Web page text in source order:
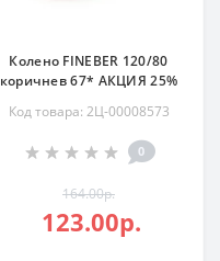
Колено FINEBER 120/80
коричнев 67* АКЦИЯ 25%
Код товара: 2Ц-00008573
0
164.00р.
123.00р.